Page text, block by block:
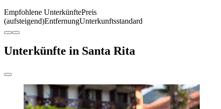
Empfohlene UnterkünftePreis
(aufsteigend)EntfernungUnterkunftsstandard
Unterkünfte in Santa Rita